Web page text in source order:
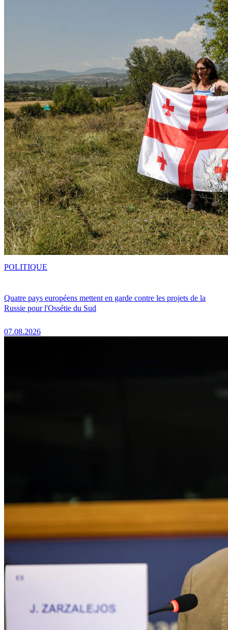
Quatre pays européens mettent en garde contre les projets de la
Russie pour l'Ossétie du Sud
07.08.2026
POLITIQUE